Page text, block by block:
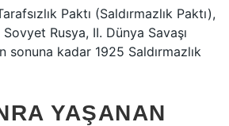
Paktı (Saldırmazlık Paktı),
Rusya, II. Dünya Savaşı
sonuna kadar 1925 Saldırmazlık
YAŞANAN